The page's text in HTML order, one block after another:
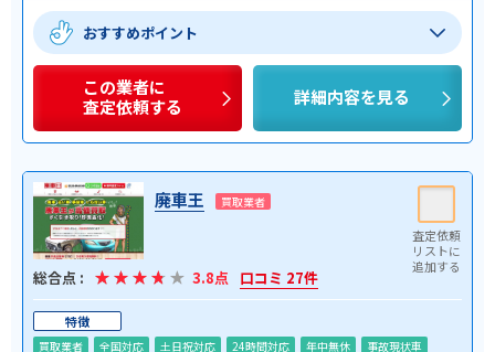
おすすめポイント
この業者に
査定依頼する
詳細内容を見る
廃車王 買取業者
総合点 : 3.8点 口コミ 27件
特徴
買取業者 全国対応 土日祝対応 24時間対応 年中無休
事故現状車